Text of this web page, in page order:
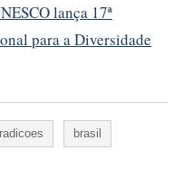
lança 17ª
para a Diversidade
brasil